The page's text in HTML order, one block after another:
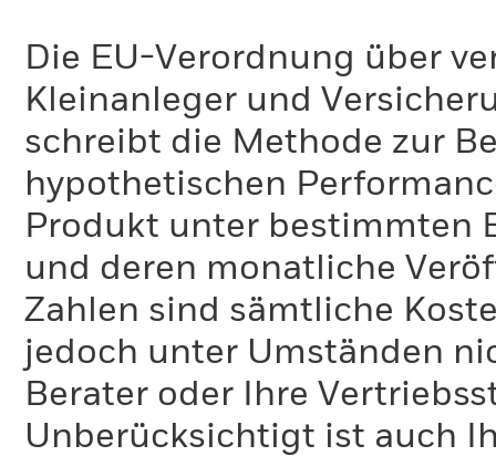
Die EU-Verordnung über
Kleinanleger und
schreibt die Methode zur
hypothetischen
Produkt unter bestimmten
und deren monatliche
Zahlen sind sämtliche
jedoch unter Umständen
Berater oder Ihre
Unberücksichtigt ist auch